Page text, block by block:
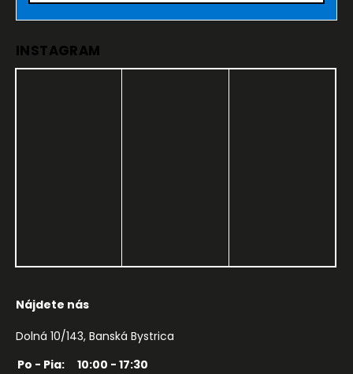
INSTAGRAM
Nájdete nás
Dolná 10/143, Banská Bystrica
Po - Pia:
10:00 - 17:30